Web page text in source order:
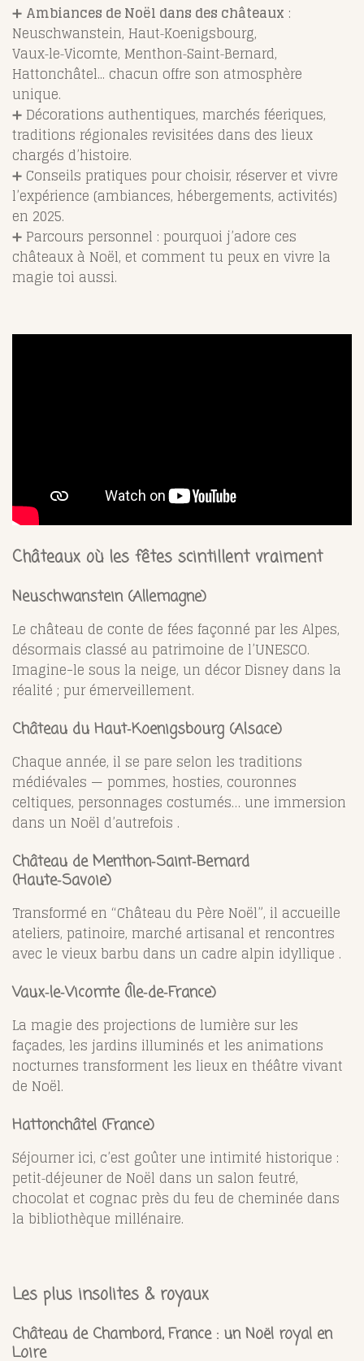
➕ Ambiances de Noël dans des châteaux :
Neuschwanstein, Haut‑Koenigsbourg,
Vaux‑le‑Vicomte, Menthon‑Saint‑Bernard,
Hattonchâtel... chacun offre son atmosphère
unique.
➕ Décorations authentiques, marchés féeriques,
traditions régionales revisitées dans des lieux
chargés d’histoire.
➕ Conseils pratiques pour choisir, réserver et vivre
l’expérience (ambiances, hébergements, activités)
en 2025.
➕ Parcours personnel : pourquoi j’adore ces
châteaux à Noël, et comment tu peux en vivre la
magie toi aussi.
Châteaux où les fêtes scintillent vraiment
Neuschwanstein (Allemagne)
Le château de conte de fées façonné par les Alpes,
désormais classé au patrimoine de l’UNESCO.
Imagine-le sous la neige, un décor Disney dans la
réalité ; pur émerveillement.
Château du Haut‑Koenigsbourg (Alsace)
Chaque année, il se pare selon les traditions
médiévales — pommes, hosties, couronnes
celtiques, personnages costumés… une immersion
dans un Noël d’autrefois .
Château de Menthon‑Saint‑Bernard
(Haute‑Savoie)
Transformé en “Château du Père Noël”, il accueille
ateliers, patinoire, marché artisanal et rencontres
avec le vieux barbu dans un cadre alpin idyllique .
Vaux‑le‑Vicomte (Île‑de‑France)
La magie des projections de lumière sur les
façades, les jardins illuminés et les animations
nocturnes transforment les lieux en théâtre vivant
de Noël.
Hattonchâtel (France)
Séjourner ici, c’est goûter une intimité historique :
petit‑déjeuner de Noël dans un salon feutré,
chocolat et cognac près du feu de cheminée dans
la bibliothèque millénaire.
Les plus insolites & royaux
Château de Chambord, France : un Noël royal en
Loire